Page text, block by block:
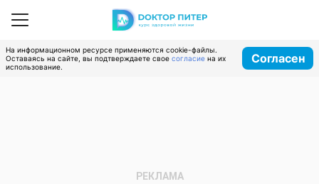
На информационном ресурсе применяются cookie-файлы.
Оставаясь на сайте, вы подтверждаете свое согласие на их
использование.
Согласен